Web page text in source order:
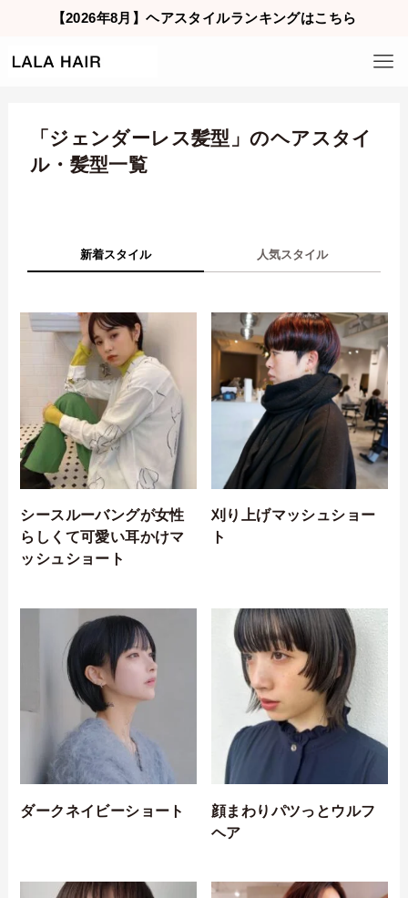
【2026年8月】ヘアスタイルランキングはこちら
「ジェンダーレス髪型」のヘアスタイ
ル・髪型一覧
新着スタイル 人気スタイル
シースルーバングが女性
らしくて可愛い耳かけマ
ッシュショート
刈り上げマッシュショー
ト
ダークネイビーショート
顔まわりパツっとウルフ
ヘア